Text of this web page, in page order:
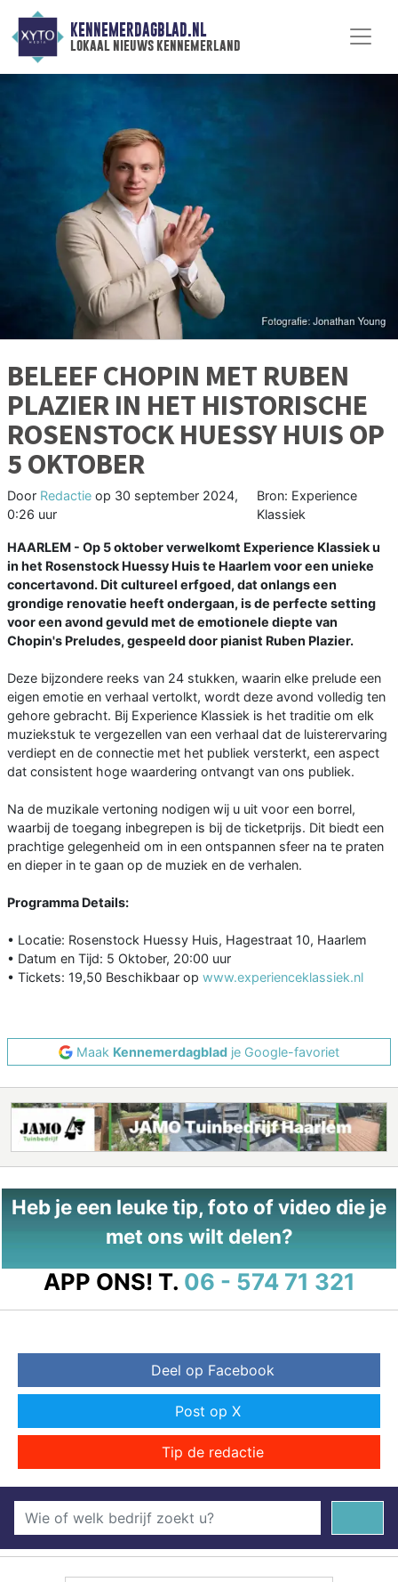
KENNEMERDAGBLAD.NL
lokaal nieuws kennemerland
BELEEF CHOPIN MET RUBEN
PLAZIER IN HET HISTORISCHE
ROSENSTOCK HUESSY HUIS OP
5 OKTOBER
Door Redactie op 30 september 2024,
0:26 uur
Bron: Experience
Klassiek
HAARLEM - Op 5 oktober verwelkomt Experience Klassiek u
in het Rosenstock Huessy Huis te Haarlem voor een unieke
concertavond. Dit cultureel erfgoed, dat onlangs een
grondige renovatie heeft ondergaan, is de perfecte setting
voor een avond gevuld met de emotionele diepte van
Chopin's Preludes, gespeeld door pianist Ruben Plazier.
Deze bijzondere reeks van 24 stukken, waarin elke prelude een
eigen emotie en verhaal vertolkt, wordt deze avond volledig ten
gehore gebracht. Bij Experience Klassiek is het traditie om elk
muziekstuk te vergezellen van een verhaal dat de luisterervaring
verdiept en de connectie met het publiek versterkt, een aspect
dat consistent hoge waardering ontvangt van ons publiek.
Na de muzikale vertoning nodigen wij u uit voor een borrel,
waarbij de toegang inbegrepen is bij de ticketprijs. Dit biedt een
prachtige gelegenheid om in een ontspannen sfeer na te praten
en dieper in te gaan op de muziek en de verhalen.
Programma Details:
• Locatie: Rosenstock Huessy Huis, Hagestraat 10, Haarlem
• Datum en Tijd: 5 Oktober, 20:00 uur
• Tickets: 19,50 Beschikbaar op www.experienceklassiek.nl
Maak Kennemerdagblad je Google-favoriet
Heb je een leuke tip, foto of video die je
met ons wilt delen?
APP ONS! T. 06 - 574 71 321
Deel op Facebook
Post op X
Tip de redactie